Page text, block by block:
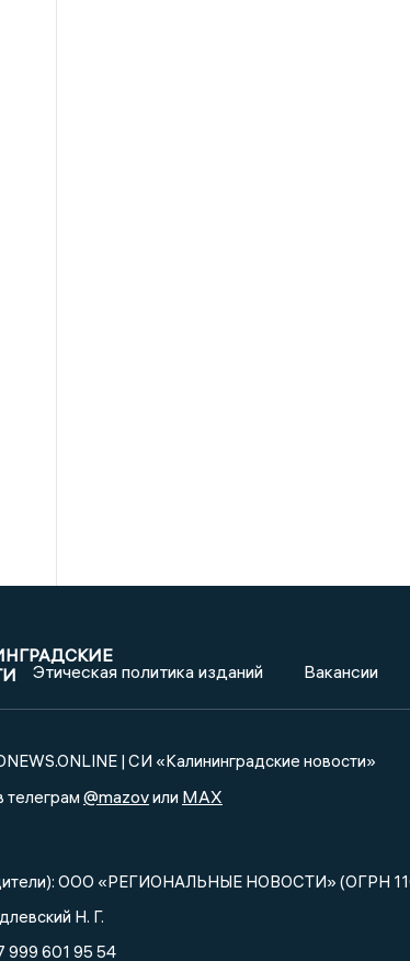
Этическая политика изданий Вакансии
| СИ «Калининградские новости»
телеграм @mazovили MAX
ООО «РЕГИОНАЛЬНЫЕ НОВОСТИ» (ОГРН
Н. Г.
999 601 95 54